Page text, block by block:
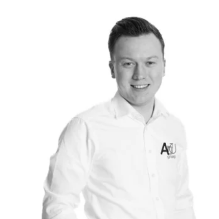
Graag tot ziens op een van onze vestigingen.
(Indien u meer informatie wil verkrijgen over de 10 jaar
garantie op een Toyota of Lexus dan helpen wij u graag op de
https://www.toyota.nl/occasions/garantiepakket )